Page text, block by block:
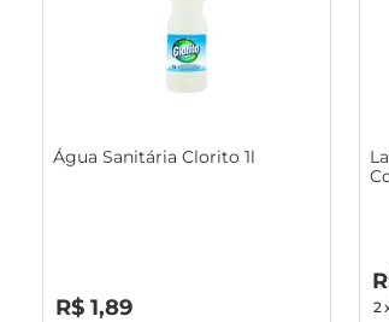
Água Sanitária Clorito 1l
R$ 1,89 2